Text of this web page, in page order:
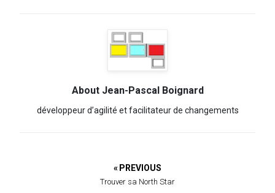
About Jean-Pascal Boignard
développeur d’agilité et facilitateur de changements
« PREVIOUS
Trouver sa North Star